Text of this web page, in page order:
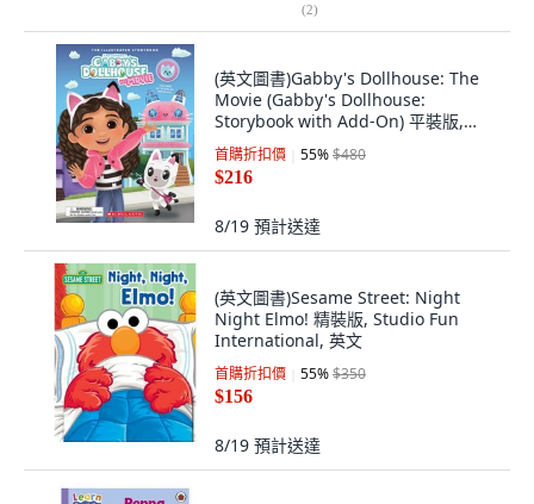
(2)
(英文圖書)Gabby's Dollhouse: The
Movie (Gabby's Dollhouse:
Storybook with Add-On) 平裝版,
Scholastic Inc., 英文
首購折扣價 55%$480
$216
8/19 預計送達
(英文圖書)Sesame Street: Night
Night Elmo! 精裝版, Studio Fun
International, 英文
首購折扣價 55%$350
$156
8/19 預計送達